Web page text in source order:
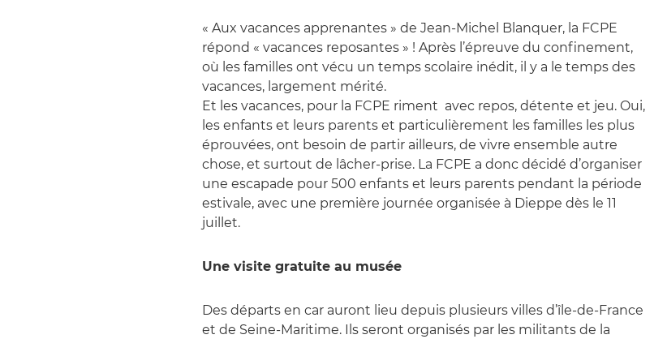
« Aux vacances apprenantes » de Jean-Michel Blanquer, la FCPE
répond « vacances reposantes » ! Après l’épreuve du confinement,
où les familles ont vécu un temps scolaire inédit, il y a le temps des
vacances, largement mérité.
Et les vacances, pour la FCPE riment avec repos, détente et jeu. Oui,
les enfants et leurs parents et particulièrement les familles les plus
éprouvées, ont besoin de partir ailleurs, de vivre ensemble autre
chose, et surtout de lâcher-prise. La FCPE a donc décidé d’organiser
une escapade pour 500 enfants et leurs parents pendant la période
estivale, avec une première journée organisée à Dieppe dès le 11
juillet.
Une visite gratuite au musée
Des départs en car auront lieu depuis plusieurs villes d’île-de-France
et de Seine-Maritime. Ils seront organisés par les militants de la